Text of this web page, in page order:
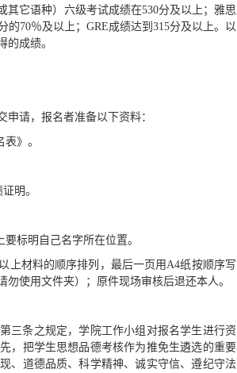
它语种）六级考试成绩在530分及以上；雅思
70％及以上；GRE成绩达到315分及以上。以
的成绩。
请，报名者准备以下资料：
》。
明。
标明自己名字所在位置。
上材料的顺序排列，最后一页用A4纸按顺序写
使用文件夹）；原件现场审核后退还本人。
三条之规定，学院工作小组对报名学生进行资
，把学生思想品德考核作为推免生遴选的重要
、道德品质、科学精神、诚实守信、遵纪守法